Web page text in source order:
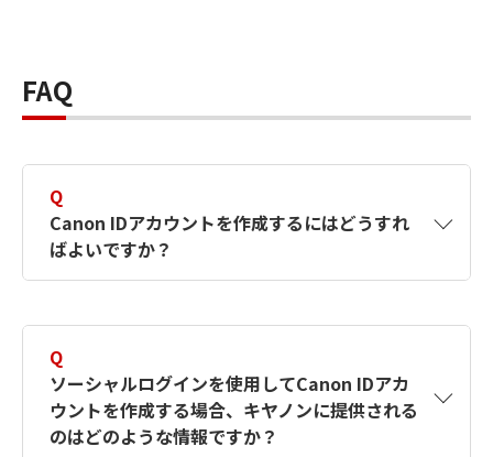
FAQ
Q
Canon IDアカウントを作成するにはどうすれ
ばよいですか？
す。詳しい作成方法は【カメラ】Canon IDとは
何ですか？Canon IDの作成方法は？をご確認く
ださい。
Q
ソーシャルログインを使用してCanon IDアカ
ウントを作成する場合、キヤノンに提供される
のはどのような情報ですか？